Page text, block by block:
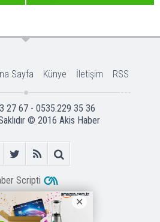
Sayfa Künye İletişim RSS
27 67 - 0535.229 35 36
© 2016 Akis Haber
Scripti